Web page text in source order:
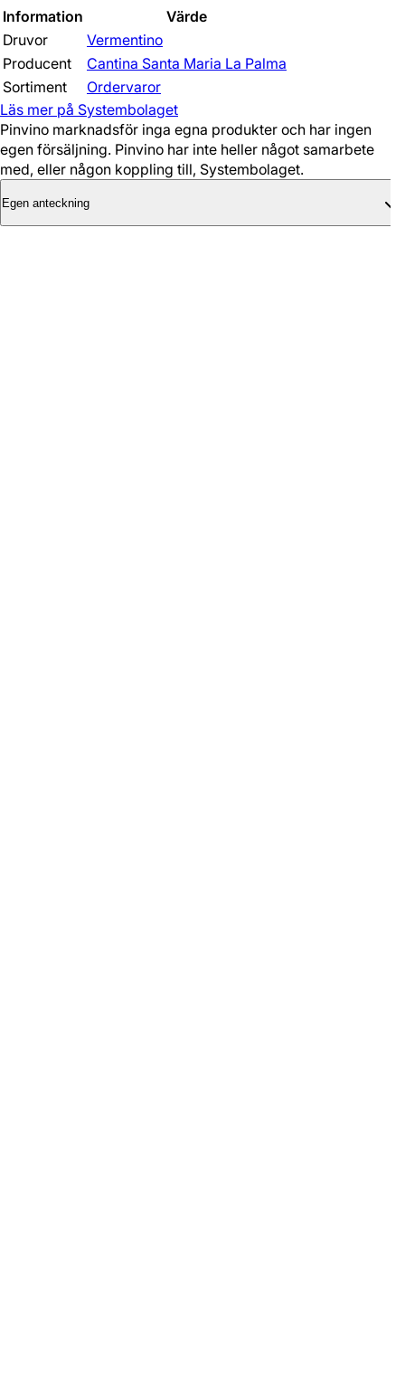
Information
Värde
Druvor
Vermentino
Producent
Cantina Santa Maria La Palma
Sortiment
Ordervaror
Läs mer på Systembolaget
Pinvino marknadsför inga egna produkter och har ingen
egen försäljning. Pinvino har inte heller något samarbete
med, eller någon koppling till, Systembolaget.
Egen anteckning